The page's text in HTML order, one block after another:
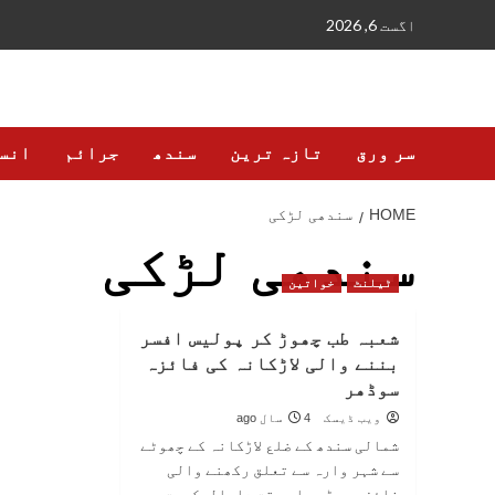
اگست 6, 2026
سر ورق تازہ ترین سندھ جرائم
HOME سندھی لڑکی
سندھی لڑکی
ٹیلنٹ خواتین
شعبہ طب چھوڑ کر پولیس افسر
بننے والی لاڑکانہ کی فائزہ
سوڈھر
ویب ڈیسک 4 سال ago
شمالی سندھ کے ضلع لاڑکانہ کے چھوٹے
سے شہر وارہ سے تعلق رکھنے والی